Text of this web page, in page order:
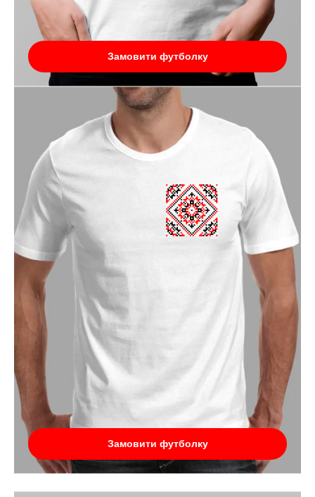
Замовити футболку
Замовити футболку